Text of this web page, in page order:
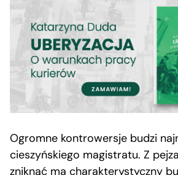
Ogromne kontrowersje budzi
cieszyńskiego magistratu. Z
zniknąć ma charakterystyczny